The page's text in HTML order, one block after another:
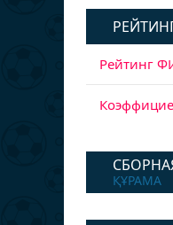
Рейтинг
ҚҰРАМА